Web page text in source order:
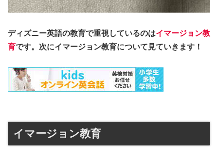
ディズニー英語の教育で重視しているのはイマージョン教
育です。次にイマージョン教育について見ていきます！
イマージョン教育